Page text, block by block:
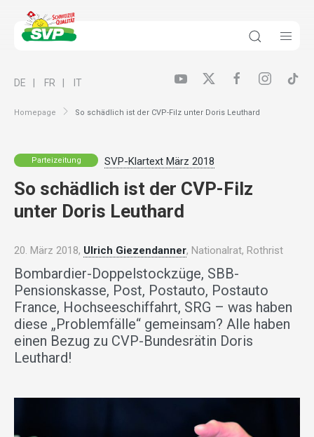
Homepage So schädlich ist der CVP-Filz unter Doris Leuthard
DE FR IT
Parteizeitung SVP-Klartext März 2018
So schädlich ist der CVP-Filz
unter Doris Leuthard
20. März 2018, Ulrich Giezendanner, Nationalrat, Rothrist
Bombardier-Doppelstockzüge, SBB-
Pensionskasse, Post, Postauto, Postauto
France, Hochseeschiffahrt, SRG – was haben
diese „Problemfälle“ gemeinsam? Alle haben
einen Bezug zu CVP-Bundesrätin Doris
Leuthard!